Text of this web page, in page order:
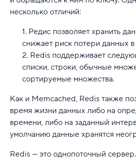
несколько отличий:
Редис позволяет хранить
снижает риск потери данных в
Redis поддерживает
списки, строки, обычные
сортируемые множества.
Как и Memcached, Redis также
время жизни данных либо на
времени, либо на заданный
умолчанию данные хранятся
Redis — это однопоточный